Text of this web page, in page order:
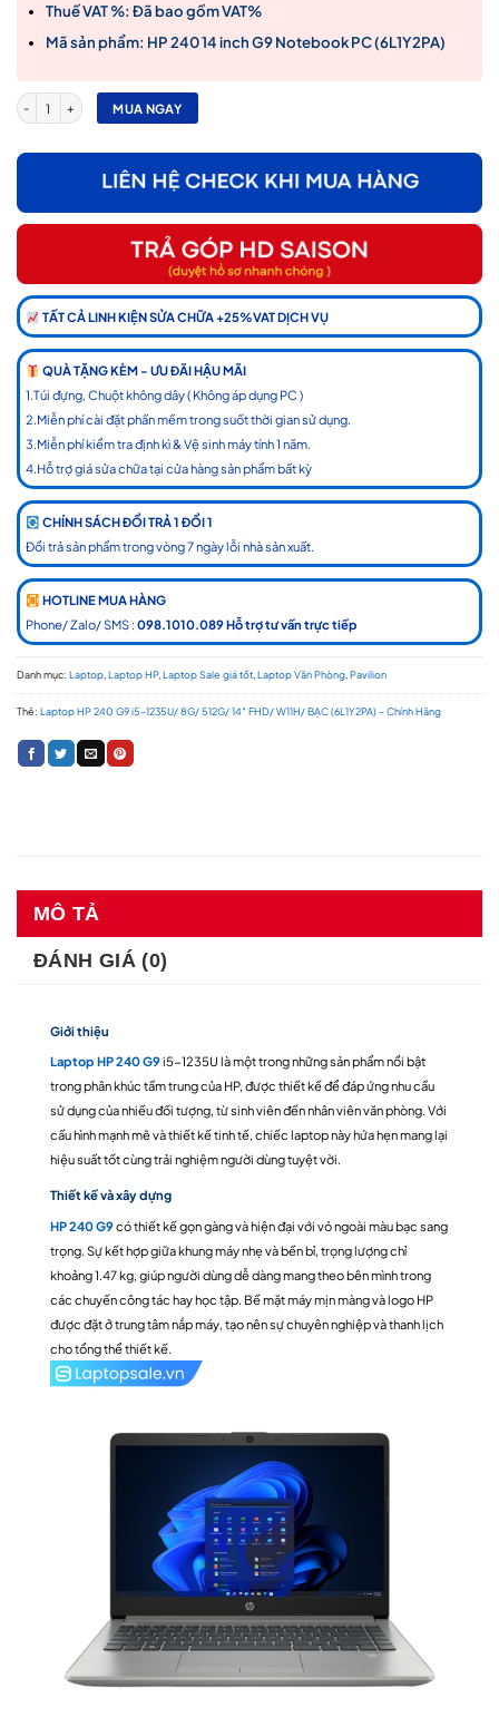
Thuế VAT %: Đã bao gồm VAT%
Mã sản phẩm: HP 240 14 inch G9 Notebook PC (6L1Y2PA)
Laptop HP 240 G9 i5-1235U/ 8G/ 512G/ 14″ FHD/ W11H/ BẠC (6L1Y2PA) – Chính Hãng số
MUA NGAY
TẤT CẢ LINH KIỆN SỬA CHỮA +25%VAT DỊCH VỤ
QUÀ TẶNG KÈM - ƯU ĐÃI HẬU MÃI
1.Túi đựng, Chuột không dây ( Không áp dụng PC )
2.Miễn phí cài đặt phần mềm trong suốt thời gian sử dụng.
3.Miễn phí kiểm tra định kì & Vệ sinh máy tính 1 năm.
4.Hỗ trợ giá sửa chữa tại cửa hàng sản phẩm bất kỳ
CHÍNH SÁCH ĐỔI TRẢ 1 ĐỔI 1
Đổi trả sản phẩm trong vòng 7 ngày lỗi nhà sản xuất.
HOTLINE MUA HÀNG
Phone/ Zalo/ SMS : 098.1010.089 Hỗ trợ tư vấn trực tiếp
Danh mục: Laptop, Laptop HP, Laptop Sale giá tốt, Laptop Văn Phòng, Pavilion
Thẻ: Laptop HP 240 G9 i5-1235U/ 8G/ 512G/ 14″ FHD/ W11H/ BẠC (6L1Y2PA) – Chính Hãng
MÔ TẢ
ĐÁNH GIÁ (0)
Giới thiệu
Laptop HP 240 G9i5-1235U là một trong những sản phẩm nổi bật
trong phân khúc tầm trung của HP, được thiết kế để đáp ứng nhu cầu
sử dụng của nhiều đối tượng, từ sinh viên đến nhân viên văn phòng. Với
cấu hình mạnh mẽ và thiết kế tinh tế, chiếc laptop này hứa hẹn mang lại
hiệu suất tốt cùng trải nghiệm người dùng tuyệt vời.
Thiết kế và xây dựng
HP 240 G9có thiết kế gọn gàng và hiện đại với vỏ ngoài màu bạc sang
trọng. Sự kết hợp giữa khung máy nhẹ và bền bỉ, trọng lượng chỉ
khoảng 1.47 kg, giúp người dùng dễ dàng mang theo bên mình trong
các chuyến công tác hay học tập. Bề mặt máy mịn màng và logo HP
được đặt ở trung tâm nắp máy, tạo nên sự chuyên nghiệp và thanh lịch
cho tổng thể thiết kế.